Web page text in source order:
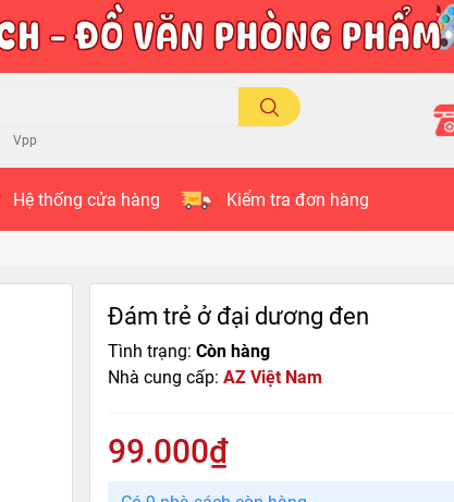
Vpp
Hệ thống cửa hàng Kiểm tra đơn hàng
Đám trẻ ở đại dương đen
Tình trạng: Còn hàng
Nhà cung cấp: AZ Việt Nam
99.000₫